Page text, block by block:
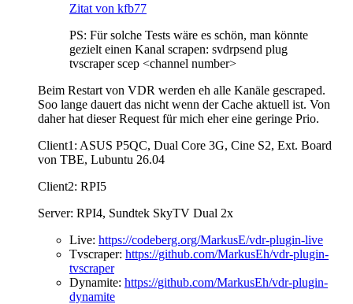
Zitat von kfb77
PS: Für solche Tests wäre es schön, man könnte
gezielt einen Kanal scrapen: svdrpsend plug
tvscraper scep <channel number>
Beim Restart von VDR werden eh alle Kanäle gescraped.
Soo lange dauert das nicht wenn der Cache aktuell ist. Von
daher hat dieser Request für mich eher eine geringe Prio.
Client1: ASUS P5QC, Dual Core 3G, Cine S2, Ext. Board
von TBE, Lubuntu 26.04
Client2: RPI5
Server: RPI4, Sundtek SkyTV Dual 2x
Live: https://codeberg.org/MarkusE/vdr-plugin-live
Tvscraper: https://github.com/MarkusEh/vdr-plugin-
tvscraper
Dynamite: https://github.com/MarkusEh/vdr-plugin-
dynamite